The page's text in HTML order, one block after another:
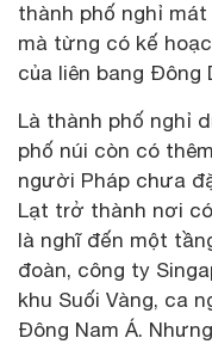
thành phố nghỉ
mà từng có kế
của liên bang Đông
Là thành phố nghỉ
phố núi còn có
người Pháp chưa
Lạt trở thành nơi
là nghĩ đến một
đoàn, công ty
khu Suối Vàng, ca
Đông Nam Á.